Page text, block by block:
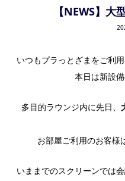
【NEWS】大
いつもプラっとざまをご利
本日は新設
多目的ラウンジ内に先日、
お部屋ご利用のお客様
いままでのスクリーンでは